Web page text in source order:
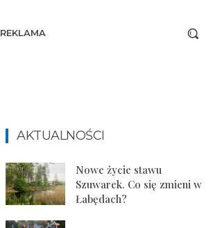
REKLAMA
AKTUALNOŚCI
Nowe życie stawu
Szuwarek. Co się zmieni w
Łabędach?